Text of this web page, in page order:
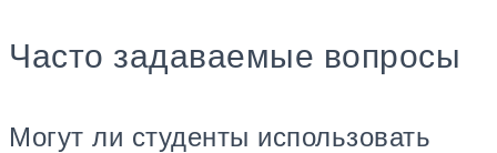
Часто задаваемые вопросы
Могут ли студенты использовать